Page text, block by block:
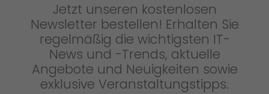
Jetzt unseren kostenlosen
Newsletter bestellen! Erhalten Sie
regelmäßig die wichtigsten IT-
News und -Trends, aktuelle
Angebote und Neuigkeiten sowie
exklusive Veranstaltungstipps.